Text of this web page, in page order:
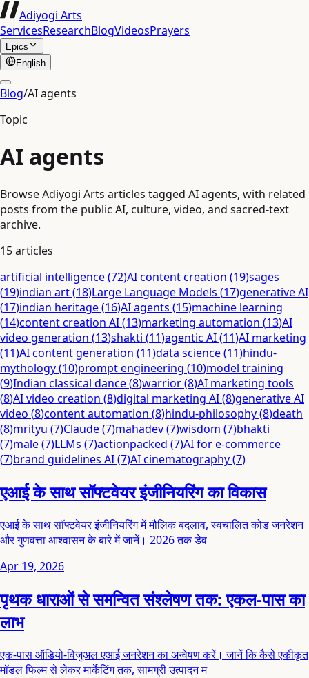
Adiyogi Arts
ServicesResearchBlogVideosPrayers
Epics
English
Blog/AI agents
Topic
AI agents
Browse Adiyogi Arts articles tagged AI agents, with related
posts from the public AI, culture, video, and sacred-text
archive.
15articles
artificial intelligence(72)AI content creation (19)sages
(19)indian art(18)Large Language Models (17)generative AI
(17)indian heritage(16)AI agents (15)machine learning
(14)content creation AI(13)marketing automation (13)AI
video generation (13)shakti (11)agentic AI(11)AI marketing
(11)AI content generation (11)data science(11)hindu-
mythology(10)prompt engineering (10)model training
(9)Indian classical dance(8)warrior(8)AI marketing tools
(8)AI video creation (8)digital marketing AI(8)generative AI
video (8)content automation (8)hindu-philosophy(8)death
(8)mrityu (7)Claude(7)mahadev(7)wisdom (7)bhakti
(7)male(7)LLMs (7)actionpacked (7)AI for e-commerce
(7)brand guidelines AI(7)AI cinematography(7)
एआई के साथ सॉफ्टवेयर इंजीनियरिंग का विकास
एआई के साथ सॉफ्टवेयर इंजीनियरिंग में मौलिक बदलाव, स्वचालित कोड जनरेशन
और गुणवत्ता आश्वासन के बारे में जानें। 2026 तक डेव
Apr 19, 2026
पृथक धाराओं से समन्वित संश्लेषण तक: एकल-पास का
लाभ
एक-पास ऑडियो-विजुअल एआई जनरेशन का अन्वेषण करें। जानें कि कैसे एकीकृत
मॉडल फिल्म से लेकर मार्केटिंग तक, सामग्री उत्पादन म